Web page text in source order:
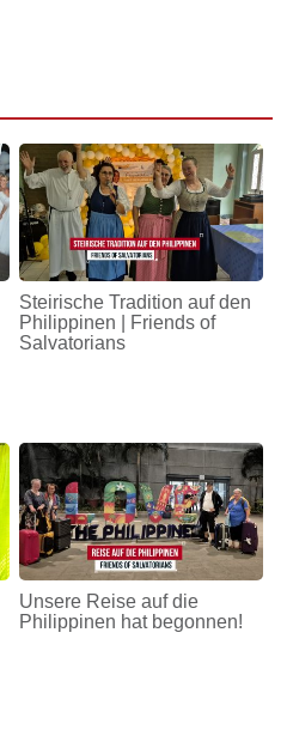
Steirische Tradition auf den
Philippinen | Friends of
Salvatorians
Unsere Reise auf die
Philippinen hat begonnen!